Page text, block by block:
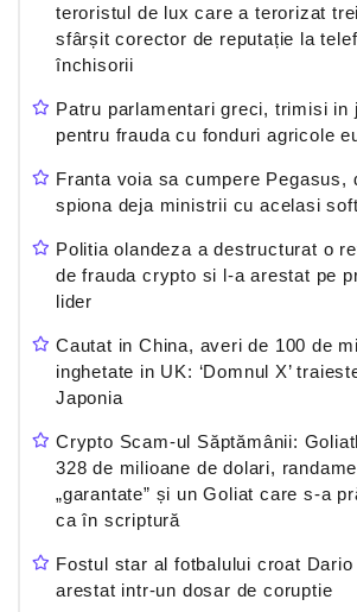
teroristul de lux care a terorizat
sfârșit corector de reputație la
închisorii
Patru parlamentari greci, trimisi in
pentru frauda cu fonduri agricole
Franta voia sa cumpere Pegasus,
spiona deja ministrii cu acelasi soft
Politia olandeza a destructurat o
de frauda crypto si l-a arestat pe
lider
Cautat in China, averi de 100 de
inghetate in UK: ‘Domnul X’
Japonia
Crypto Scam-ul Săptămânii:
328 de milioane de dolari,
„garantate” și un Goliat care s-a
ca în scriptură
Fostul star al fotbalului croat Dario
arestat intr-un dosar de coruptie